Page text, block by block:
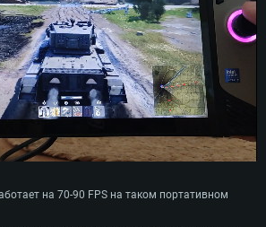
на 70-90 FPS на таком портативном